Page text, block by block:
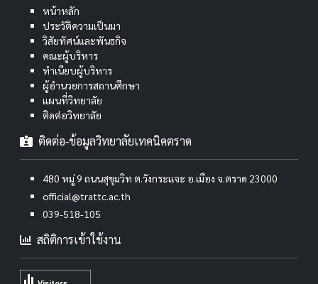
หน้าหลัก
ประวัติความเป็นมา
วิสัยทัศน์และพันธกิจ
คณะผู้บริหาร
ทำเนียบผู้บริหาร
ผู้อำนวยการสถานศึกษา
แผนที่วิทยาลัย
ติดต่อวิทยาลัย
ติดต่อ-ข้อมูลวิทยาลัยเทคนิคตราด
480 หมู่ 9 ถนนสุขุมวิท ต.วังกระแจะ อ.เมือง จ.ตราด 23000
official@trattc.ac.th
039-518-105
สถิติการเข้าใช้งาน